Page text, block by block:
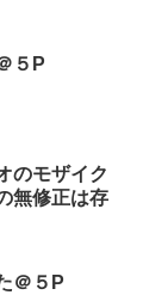
５P
のモザイク
無修正は存
＠５P